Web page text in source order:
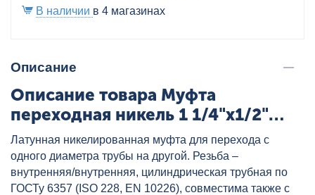
В наличии в 4 магазинах
Описание
Описание товара Муфта
переходная никель 1 1/4"x1/2"
VALTEC, артикул: VTr.240.N.0704
Латунная никелированная муфта для перехода с
одного диаметра трубы на другой. Резьба –
внутренняя/внутренняя, цилиндрическая трубная по
ГОСТу 6357 (ISO 228, EN 10226), совместима также с